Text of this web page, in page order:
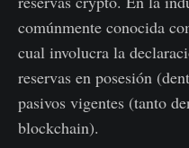
comúnmente conocida
cual involucra la
reservas en posesión
pasivos vigentes (tanto
blockchain).